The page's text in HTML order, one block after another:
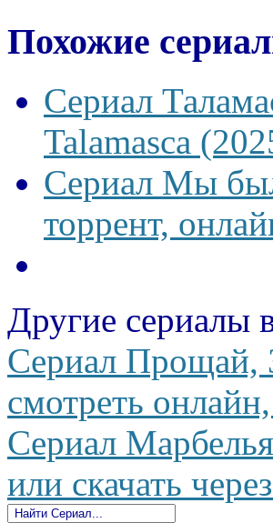
Похожие
Сериал
Talamasca
Сериал Мы
торрент,
Другие сериалы
Сериал Прощай,
смотреть
Сериал
или скачать